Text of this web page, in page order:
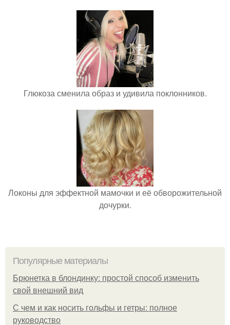
Глюкоза сменила образ и удивила поклонников.
Локоны для эффектной мамочки и её обворожительной
дочурки.
Популярные материалы
Брюнетка в блондинку: простой способ изменить
свой внешний вид
С чем и как носить гольфы и гетры: полное
руководство